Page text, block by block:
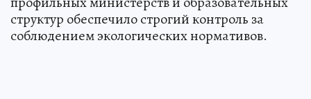
структур обеспечило строгий контроль за
соблюдением экологических нормативов.